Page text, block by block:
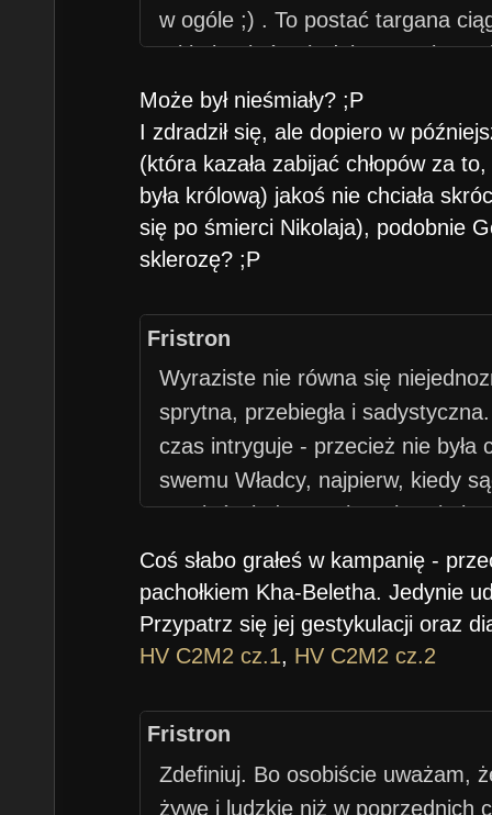
w ogóle ;) . To postać targana
takimi, o których daje sygnały, a
stylu "nic mi się nie układa,
Może był nieśmiały? ;P
I zdradził się, ale dopiero w
(która kazała zabijać chłopów za
była królową) jakoś nie chciała
się po śmierci Nikolaja), podobnie
sklerozę? ;P
Fristron
Wyraziste nie równa się
sprytna, przebiegła i
czas intryguje - przecież nie była
swemu Władcy, najpierw, kiedy
przejąć władzę w Sheogh to
kiedy priorytety naszego Romea
do poprzedniego władcy.
Coś słabo grałeś w kampanię -
pachołkiem Kha-Beletha. Jedynie
Przypatrz się jej gestykulacji oraz
HV C2M2 cz.1, HV C2M2 cz.2
Fristron
Zdefiniuj. Bo osobiście uważam,
żywe i ludzkie niż w poprzednich